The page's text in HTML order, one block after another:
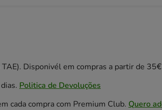
Disponivél em compras a partir de
Politica de Devoluções
cada compra com Premium Club. Quero